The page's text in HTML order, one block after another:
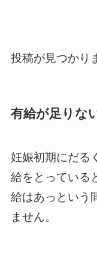
投稿が見つかり
有給が足りな
妊娠初期にだる
給をとっている
給はあっという
ません。